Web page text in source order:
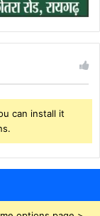
can install it